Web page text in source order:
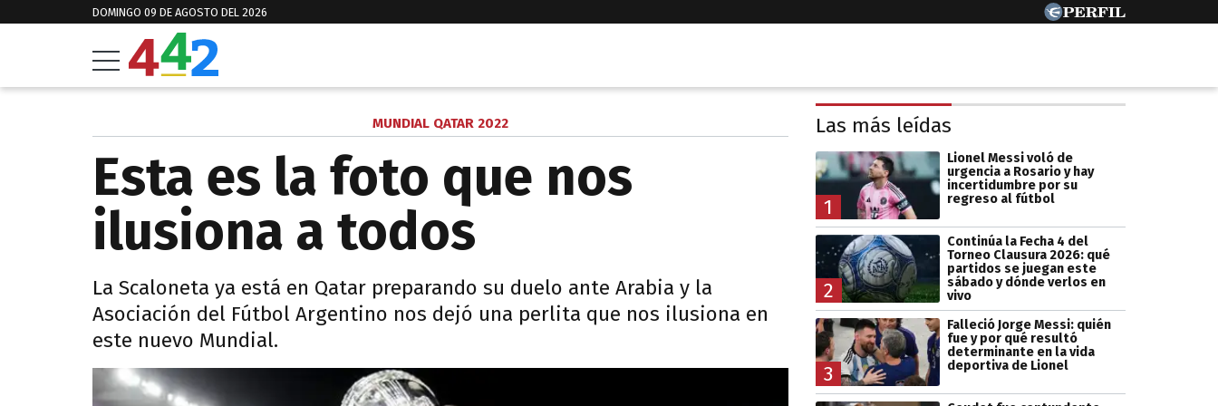
DOMINGO 09 DE AGOSTO DEL 2026
MUNDIAL QATAR 2022
Esta es la foto que nos
ilusiona a todos
La Scaloneta ya está en Qatar preparando su duelo ante Arabia y la
Asociación del Fútbol Argentino nos dejó una perlita que nos ilusiona en
este nuevo Mundial.
Las más leídas
1
Lionel Messi voló de
urgencia a Rosario y hay
incertidumbre por su
regreso al fútbol
2
Continúa la Fecha 4 del
Torneo Clausura 2026: qué
partidos se juegan este
sábado y dónde verlos en
vivo
3
Falleció Jorge Messi: quién
fue y por qué resultó
determinante en la vida
deportiva de Lionel